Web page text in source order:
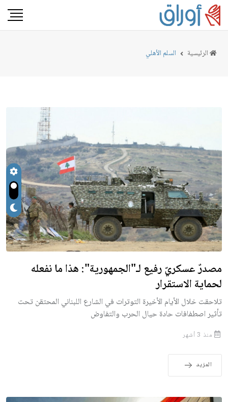
الرئيسية السلم الأهلي
مصدرٌ عسكريّ رفيع لـ"الجمهورية": هذا ما نفعله
لحماية الاستقرار
تلاحقت خلال الأيام الأخيرة التوترات في الشارع اللبناني المحتقن تحت
تأثير اصطفافات حادة حيال الحرب والتفاوض
منذ 3 أشهر
المزيد